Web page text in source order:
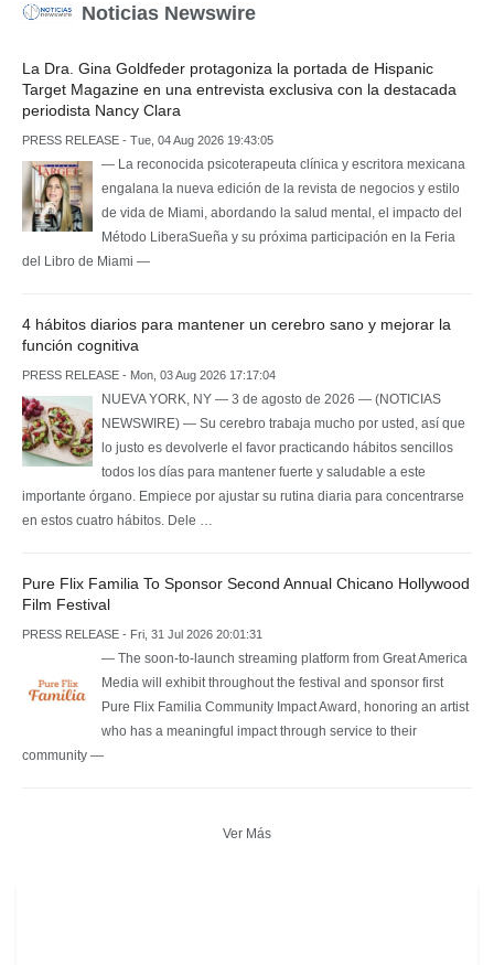
Noticias Newswire
La Dra. Gina Goldfeder protagoniza la portada de Hispanic
Target Magazine en una entrevista exclusiva con la destacada
periodista Nancy Clara
PRESS RELEASE - Tue, 04 Aug 2026 19:43:05
— La reconocida psicoterapeuta clínica y escritora mexicana
engalana la nueva edición de la revista de negocios y estilo
de vida de Miami, abordando la salud mental, el impacto del
Método LiberaSueña y su próxima participación en la Feria
del Libro de Miami —
4 hábitos diarios para mantener un cerebro sano y mejorar la
función cognitiva
PRESS RELEASE - Mon, 03 Aug 2026 17:17:04
NUEVA YORK, NY — 3 de agosto de 2026 — (NOTICIAS
NEWSWIRE) — Su cerebro trabaja mucho por usted, así que
lo justo es devolverle el favor practicando hábitos sencillos
todos los días para mantener fuerte y saludable a este
importante órgano. Empiece por ajustar su rutina diaria para concentrarse
en estos cuatro hábitos. Dele …
Pure Flix Familia To Sponsor Second Annual Chicano Hollywood
Film Festival
PRESS RELEASE - Fri, 31 Jul 2026 20:01:31
— The soon-to-launch streaming platform from Great America
Media will exhibit throughout the festival and sponsor first
Pure Flix Familia Community Impact Award, honoring an artist
who has a meaningful impact through service to their
community —
Ver Más